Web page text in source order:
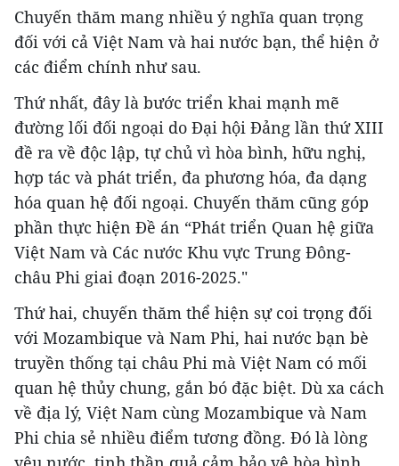
Chuyến thăm mang nhiều ý nghĩa quan trọng
đối với cả Việt Nam và hai nước bạn, thể hiện ở
các điểm chính như sau.
Thứ nhất, đây là bước triển khai mạnh mẽ
đường lối đối ngoại do Đại hội Đảng lần thứ XIII
đề ra về độc lập, tự chủ vì hòa bình, hữu nghị,
hợp tác và phát triển, đa phương hóa, đa dạng
hóa quan hệ đối ngoại. Chuyến thăm cũng góp
phần thực hiện Đề án “Phát triển Quan hệ giữa
Việt Nam và Các nước Khu vực Trung Đông-
châu Phi giai đoạn 2016-2025."
Thứ hai, chuyến thăm thể hiện sự coi trọng đối
với Mozambique và Nam Phi, hai nước bạn bè
truyền thống tại châu Phi mà Việt Nam có mối
quan hệ thủy chung, gắn bó đặc biệt. Dù xa cách
về địa lý, Việt Nam cùng Mozambique và Nam
Phi chia sẻ nhiều điểm tương đồng. Đó là lòng